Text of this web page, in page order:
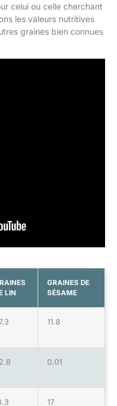
celui ou celle cherchant
les valeurs nutritives
graines bien connues
LIN
GRAINES DE
SÉSAME
11.8
0.01
17